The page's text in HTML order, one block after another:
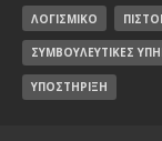
ΛΟΓΙΣΜΙΚΌ
ΣΥΜΒΟΥΛΕΥΤΙΚΈΣ
ΥΠΟΣΤΉΡΙΞΗ